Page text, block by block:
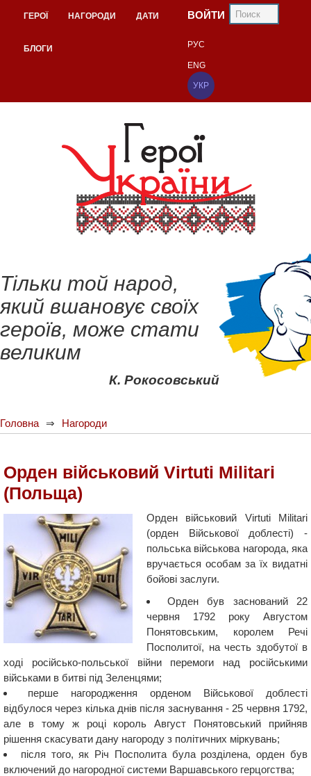
ГЕРОЇ НАГОРОДИ ДАТИ
БЛОГИ
ВОЙТИ
РУС
ENG
УКР
Тільки той народ,
який вшановує своїх
героїв, може стати
великим
К. Рокосовський
Головна Нагороди
Орден військовий Virtuti Militari
(Польща)
Орден військовий Virtuti Militari
(орден Військової доблесті) -
польська військова нагорода, яка
вручається особам за їх видатні
бойові заслуги.
Орден був заснований 22
червня 1792 року Августом
Понятовським, королем Речі
Посполитої, на честь здобутої в
ході російсько-польської війни перемоги над російськими
військами в битві під Зеленцями;
перше нагородження орденом Військової доблесті
відбулося через кілька днів після заснування - 25 червня 1792,
але в тому ж році король Август Понятовський прийняв
рішення скасувати дану нагороду з політичних міркувань;
після того, як Річ Посполита була розділена, орден був
включений до нагородної системи Варшавського герцогства;